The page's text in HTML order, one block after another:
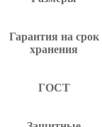
Гарантия на срок
хранения
ГОСТ